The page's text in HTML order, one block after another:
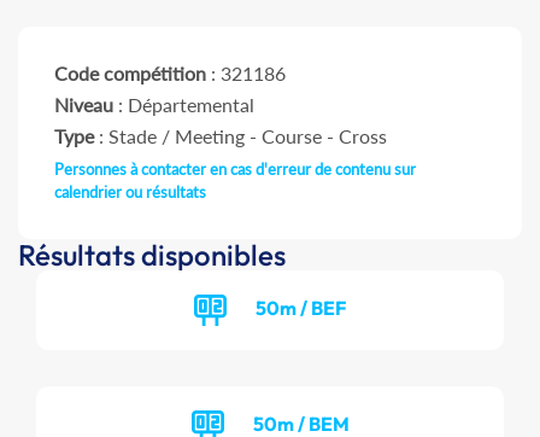
Code compétition : 321186
Niveau : Départemental
Type: Stade / Meeting - Course - Cross
Personnes à contacter en cas d'erreur de contenu sur
calendrier ou résultats
Résultats disponibles
50m / BEF
50m / BEM